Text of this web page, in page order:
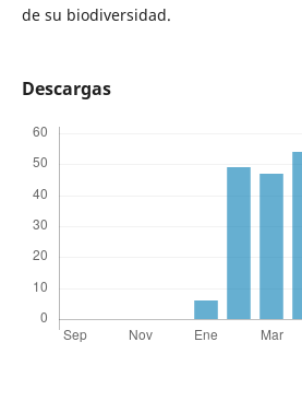
de su biodiversidad.
Descargas